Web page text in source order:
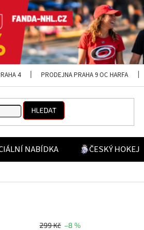
4 PRODEJNA PRAHA 9 OC HARFA
HLEDAT
NABÍDKA ČESKÝ HOKEJ
299 Kč –8 %